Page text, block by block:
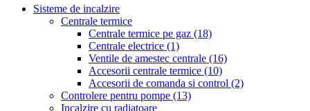
Sisteme de incalzire
Centrale termice
Centrale termice pe gaz (18)
Centrale electrice (1)
Ventile de amestec centrale (16)
Accesorii centrale termice (10)
Accesorii de comanda si control (2)
Controlere pentru pompe (13)
Incalzire cu radiatoare